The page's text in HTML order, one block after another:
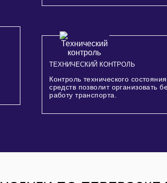
ТЕХНИЧЕСКИЙ КОНТРОЛЬ
Контроль технического
средств позволит организовать
работу транспорта.